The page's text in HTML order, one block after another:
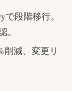
段階移行。
削減、変更リ